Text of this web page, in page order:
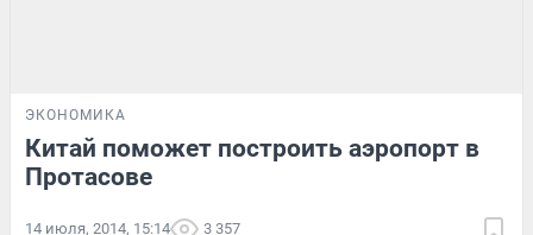
ЭКОНОМИКА
Китай поможет построить аэропорт в
Протасове
14 июля, 2014, 15:14 3 357